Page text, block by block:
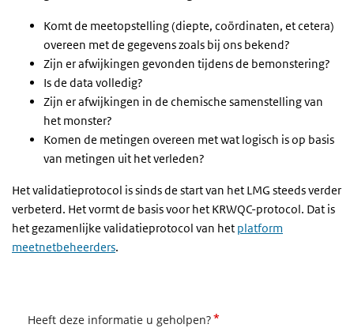
Komt de meetopstelling (diepte, coördinaten, et cetera)
overeen met de gegevens zoals bij ons bekend?
Zijn er afwijkingen gevonden tijdens de bemonstering?
Is de data volledig?
Zijn er afwijkingen in de chemische samenstelling van
het monster?
Komen de metingen overeen met wat logisch is op basis
van metingen uit het verleden?
Het validatieprotocol is sinds de start van het LMG steeds verder
verbeterd. Het vormt de basis voor het KRWQC-protocol. Dat is
het gezamenlijke validatieprotocol van het platform
meetnetbeheerders.
Heeft deze informatie u geholpen?*